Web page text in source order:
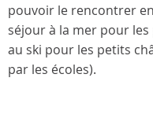
pouvoir le rencontrer
séjour à la mer pour
au ski pour les petits
par les écoles).